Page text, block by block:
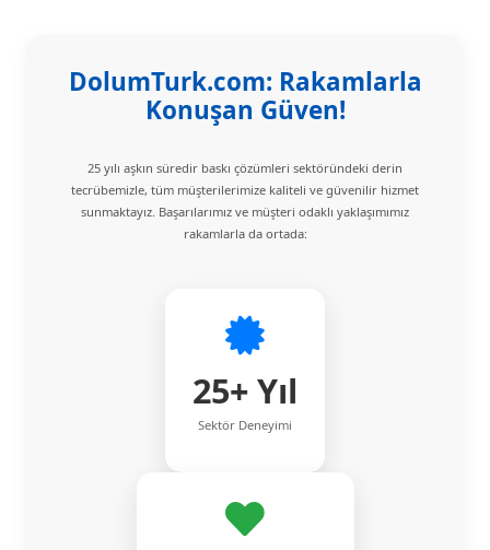
DolumTurk.com: Rakamlarla
Konuşan Güven!
25 yılı aşkın süredir baskı çözümleri sektöründeki derin
tecrübemizle, tüm müşterilerimize kaliteli ve güvenilir hizmet
sunmaktayız. Başarılarımız ve müşteri odaklı yaklaşımımız
rakamlarla da ortada:
25+ Yıl
Sektör Deneyimi